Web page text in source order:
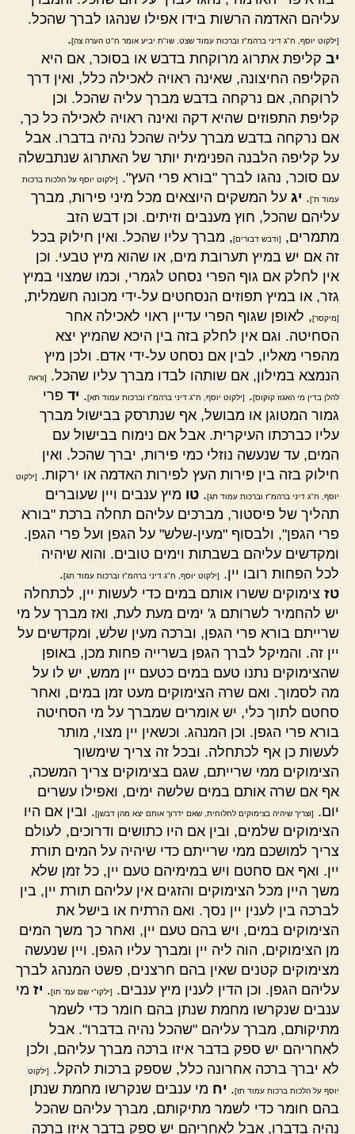
עליהם האדמה הרשות בידו אפילו שנהגו לברך שהכל.
[ילקוט יוסף, ח"ג דיני ברהמ"ז וברכות עמוד שצט. שו"ת יביע אומר ח"ט הערה צה].
יב קליפת אתרוג מרוקחת בדבש או בסוכר, אם היא
הקליפה החיצונה, שאינה ראויה לאכילה כלל, ואין דרך
לרוקחה, אם נרקחה בדבש מברך עליה שהכל. וכן
קליפת התפוזים שהיא דקה ואינה ראויה לאכילה כל כך,
אם נרקחה בדבש מברך עליה שהכל נהיה בדברו. אבל
על קליפה הלבנה הפנימית יותר של האתרוג שנתבשלה
עם סוכר, נהגו לברך "בורא פרי העץ".
[ילקוט יוסף על הלכות ברכות
עמוד ת']. יג על המשקים היוצאים מכל מיני פירות, מברך
עליהם שהכל, חוץ מענבים וזיתים. וכן דבש הזב
מתמרים,
[ודבש דבורים], מברך עליו שהכל. ואין חילוק בכל
זה אם יש במיץ תערובת מים, או שהוא מיץ טבעי. וכן
אין לחלק אם גוף הפרי נסחט לגמרי, וכמו שמצוי במיץ
גזר, או במיץ תפוזים הנסחטים על-ידי מכונה חשמלית,
[מיקסר], לאופן שגוף הפרי עדיין ראוי לאכילה אחר
הסחיטה. וגם אין לחלק בזה בין היכא שהמיץ יצא
מהפרי מאליו, לבין אם נסחט על-ידי אדם. ולכן מיץ
הנמצא במילון, אם שותהו לבדו מברך עליו שהכל.
[וראה
להלן בדין מי האגוז קוקוס]. [ילקוט יוסף, ח"ג דיני ברהמ"ז וברכות עמוד תא]. יד פרי
גמור המטוגן או מבושל, אף שנתרסק בבישול מברך
עליו כברכתו העיקרית. אבל אם נימוח בבישול עם
המים, עד שנעשה נוזלי כמי פירות, יברך שהכל. ואין
חילוק בזה בין פירות העץ לפירות האדמה או ירקות.
[ילקוט
יוסף, ח"ג דיני ברהמ"ז וברכות עמוד תג]. טו מיץ ענבים ויין שעוברים
תהליך של פיסטור, מברכים עליהם תחלה ברכת "בורא
פרי הגפן", ולבסוף "מעין-שלש" על הגפן ועל פרי הגפן.
ומקדשים עליהם בשבתות וימים טובים. והוא שיהיה
לכל הפחות רובו יין.
[ילקוט יוסף, ח"ג דיני ברהמ"ז וברכות עמוד תג].
טז צימוקים ששרו אותם במים כדי לעשות יין, לכתחלה
יש להחמיר לשרותם ג' ימים מעת לעת, ואז מברך על מי
שרייתם בורא פרי הגפן, וברכה מעין שלש, ומקדשים על
יין זה. והמיקל לברך הגפן בשרייה פחות מכן, באופן
שהצימוקים נתנו טעם במים כטעם יין ממש, יש לו על
מה לסמוך. ואם שרה הצימוקים מעט זמן במים, ואחר
סחטם לתוך כלי, יש אומרים שמברך על מי הסחיטה
בורא פרי הגפן. וכן המנהג. וכשאין יין מצוי, מותר
לעשות כן אף לכתחלה. ובכל זה צריך שימשוך
הצימוקים ממי שרייתם, שגם בצימוקים צריך המשכה,
אף אם שרה אותם במים שלשה ימים, ואפילו עשרים
יום.
[וצריך שיהיה בצימוקים לחלוחית, שאם ידרוך אותם יצא מהן דבשן]. ובין אם היו
הצימוקים שלמים, ובין אם היו כתושים ודרוכים, לעולם
צריך למושכם ממי שרייתם כדי שיהיה על המים תורת
יין. ואף אם סחטם ויש במימיהם טעם יין, כל זמן שלא
משך היין מכל הצימוקים והזגים אין עליהם תורת יין, בין
לברכה בין לענין יין נסך. ואם הרתיח או בישל את
הצימוקים במים, ויש בהם טעם יין, ואחר כך משך המים
מן הצימוקים, הוה ליה יין ומברך עליו הגפן. ויין שנעשה
מצימוקים קטנים שאין בהם חרצנים, פשט המנהג לברך
עליהם הגפן. וכן הדין לענין מיץ ענבים.
[ילקו"י שם עמ' תו]. יז מי
ענבים שנקרשו מחמת שנתן בהם חומר כדי לשמר
מתיקותם, מברך עליהם "שהכל נהיה בדברו". אבל
לאחריהם יש ספק בדבר איזו ברכה מברך עליהם, ולכן
לא יברך ברכה אחרונה כלל, שספק ברכות להקל.
[ילקוט
יוסף על הלכות ברכות עמוד תז]. יח מי ענבים שנקרשו מחמת שנתן
בהם חומר כדי לשמר מתיקותם, מברך עליהם שהכל
נהיה בדברו, אבל לאחריהם יש ספק בדבר איזו ברכה